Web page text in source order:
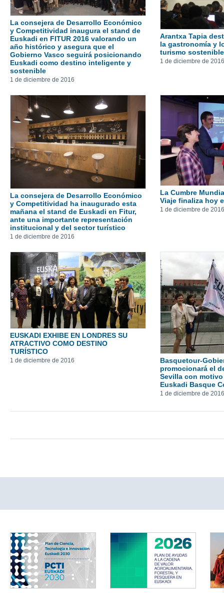
La consejera de Desarrollo Económico
y Competitividad inaugura el stand de
Euskadi en FITUR 2016 valorando un
año histórico y asegura que el
Gobierno Vasco seguirá posicionando
Euskadi como destino inteligente y
sostenible
1 de diciembre de 2016
Arantxa Tapia
la gastronomía y
turismo sostenible
1 de diciembre de 2016
La consejera de Desarrollo Económico
y Competitividad ha inaugurado esta
mañana el stand de Euskadi en Fitur,
ante una importante representación
institucional y del sector turístico
1 de diciembre de 2016
La Cumbre
Viaje finaliza hoy
1 de diciembre de 2016
EUSKADI EXHIBE EN LONDRES SU
ATRACTIVO COMO DESTINO
TURÍSTICO
1 de diciembre de 2016
Basquetour-
promocionará el
Sevilla con
Euskadi Basque
1 de diciembre de 2016